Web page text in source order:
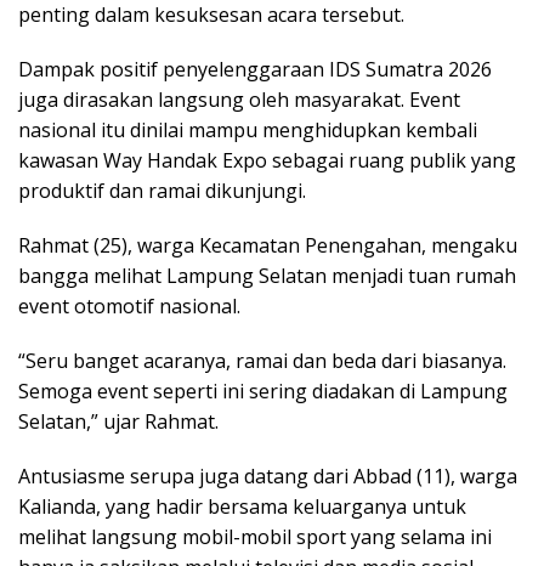
penting dalam kesuksesan acara tersebut.
Dampak positif penyelenggaraan IDS Sumatra 2026
juga dirasakan langsung oleh masyarakat. Event
nasional itu dinilai mampu menghidupkan kembali
kawasan Way Handak Expo sebagai ruang publik yang
produktif dan ramai dikunjungi.
Rahmat (25), warga Kecamatan Penengahan, mengaku
bangga melihat Lampung Selatan menjadi tuan rumah
event otomotif nasional.
“Seru banget acaranya, ramai dan beda dari biasanya.
Semoga event seperti ini sering diadakan di Lampung
Selatan,” ujar Rahmat.
Antusiasme serupa juga datang dari Abbad (11), warga
Kalianda, yang hadir bersama keluarganya untuk
melihat langsung mobil-mobil sport yang selama ini